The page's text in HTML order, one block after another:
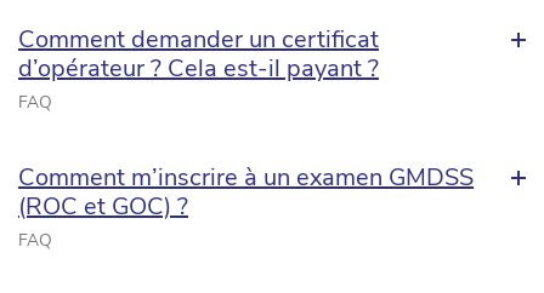
Comment demander un certificat
d’opérateur ? Cela est-il payant ?
FAQ
Comment m’inscrire à un examen GMDSS
(ROC et GOC) ?
FAQ